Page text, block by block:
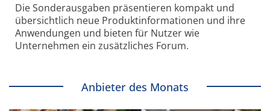
Die Sonder­ausgaben präsentieren kompakt und
übersichtlich neue Produkt­informationen und ihre
Anwendungen und bieten für Nutzer wie
Unternehmen ein zusätzliches Forum.
Anbieter des Monats